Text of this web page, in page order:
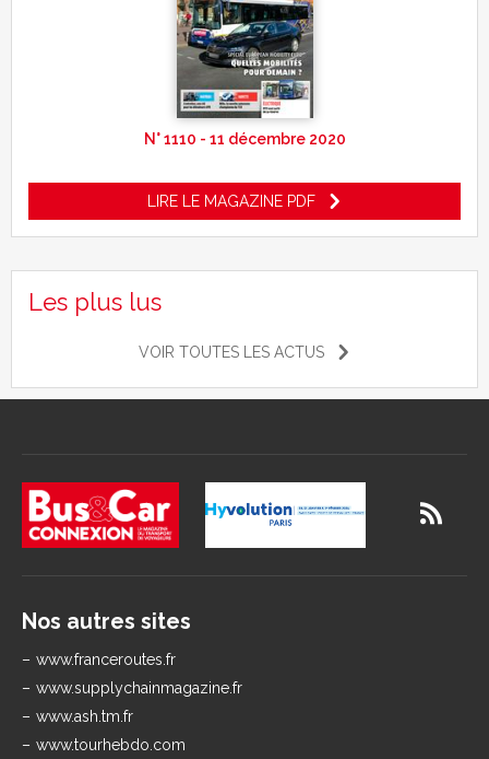
N° 1110 - 11 décembre 2020
LIRE LE MAGAZINE PDF
Les plus lus
VOIR TOUTES LES ACTUS
Nos autres sites
www.franceroutes.fr
www.supplychainmagazine.fr
www.ash.tm.fr
www.tourhebdo.com